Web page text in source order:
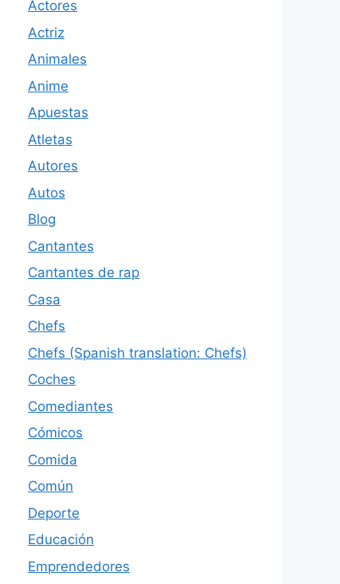
Actores
Actriz
Animales
Anime
Apuestas
Atletas
Autores
Autos
Blog
Cantantes
Cantantes de rap
Casa
Chefs
Chefs (Spanish translation: Chefs)
Coches
Comediantes
Cómicos
Comida
Común
Deporte
Educación
Emprendedores